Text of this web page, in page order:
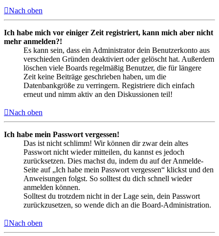
Nach oben
Ich habe mich vor einiger Zeit registriert, kann mich aber nicht
mehr anmelden?!
Es kann sein, dass ein Administrator dein Benutzerkonto aus
verschieden Gründen deaktiviert oder gelöscht hat. Außerdem
löschen viele Boards regelmäßig Benutzer, die für längere
Zeit keine Beiträge geschrieben haben, um die
Datenbankgröße zu verringern. Registriere dich einfach
erneut und nimm aktiv an den Diskussionen teil!
Nach oben
Ich habe mein Passwort vergessen!
Das ist nicht schlimm! Wir können dir zwar dein altes
Passwort nicht wieder mitteilen, du kannst es jedoch
zurücksetzen. Dies machst du, indem du auf der Anmelde-
Seite auf „Ich habe mein Passwort vergessen“ klickst und den
Anweisungen folgst. So solltest du dich schnell wieder
anmelden können.
Solltest du trotzdem nicht in der Lage sein, dein Passwort
zurückzusetzen, so wende dich an die Board-Administration.
Nach oben